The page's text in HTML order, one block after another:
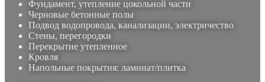
Фундамент, утепление цокольной части
Черновые бетонные полы
Подвод водопровода, канализации, электричество
Стены, перегородки
Перекрытие утепленное
Кровля
Напольные покрытия: ламинат/плитка